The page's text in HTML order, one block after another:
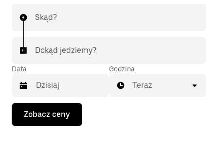
Skąd?
Dokąd jedziemy?
Data
Naciśnij
klawisz
strzałki
Godzina
Teraz
Zobacz ceny